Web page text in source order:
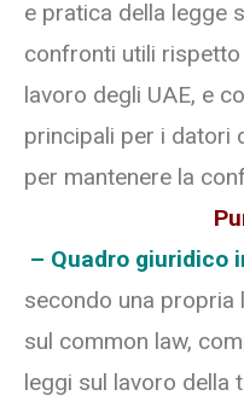
e pratica della legge
confronti utili
lavoro degli UAE, e
principali per i datori
per mantenere la
– Quadro giuridico
secondo una propria
sul common law,
leggi sul lavoro della